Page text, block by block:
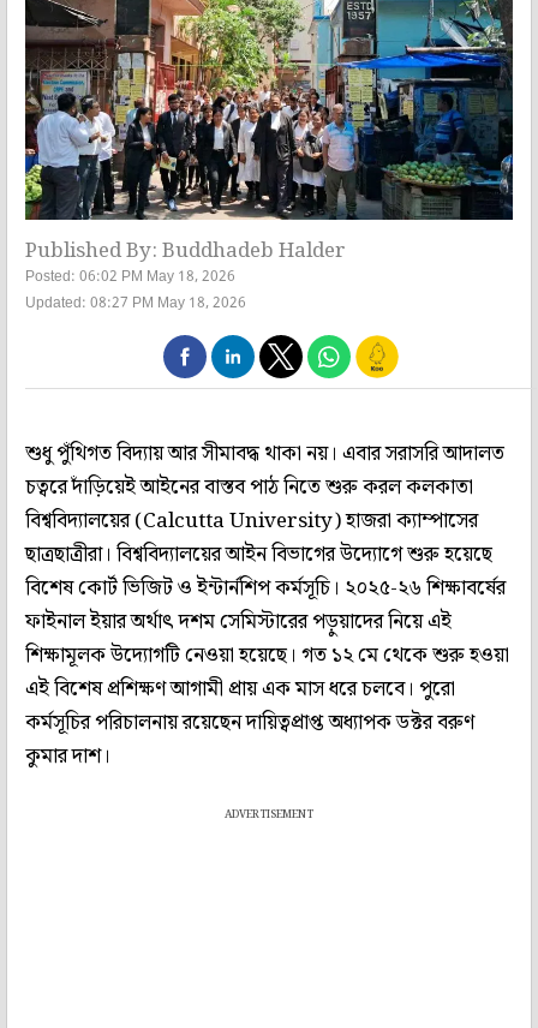
Published By: Buddhadeb Halder
Posted: 06:02 PM May 18, 2026
Updated: 08:27 PM May 18, 2026
শুধু পুঁথিগত বিদ্যায় আর সীমাবদ্ধ থাকা নয়। এবার সরাসরি আদালত
চত্বরে দাঁড়িয়েই আইনের বাস্তব পাঠ নিতে শুরু করল কলকাতা
বিশ্ববিদ্যালয়ের (Calcutta University) হাজরা ক্যাম্পাসের
ছাত্রছাত্রীরা। বিশ্ববিদ্যালয়ের আইন বিভাগের উদ্যোগে শুরু হয়েছে
বিশেষ কোর্ট ভিজিট ও ইন্টার্নশিপ কর্মসূচি। ২০২৫-২৬ শিক্ষাবর্ষের
ফাইনাল ইয়ার অর্থাৎ দশম সেমিস্টারের পড়ুয়াদের নিয়ে এই
শিক্ষামূলক উদ্যোগটি নেওয়া হয়েছে। গত ১২ মে থেকে শুরু হওয়া
এই বিশেষ প্রশিক্ষণ আগামী প্রায় এক মাস ধরে চলবে। পুরো
কর্মসূচির পরিচালনায় রয়েছেন দায়িত্বপ্রাপ্ত অধ্যাপক ডক্টর বরুণ
কুমার দাশ।
ADVERTISEMENT